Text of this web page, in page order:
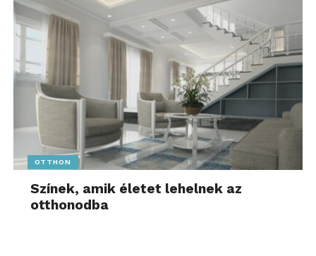
OTTHON
Színek, amik életet lehelnek az
otthonodba